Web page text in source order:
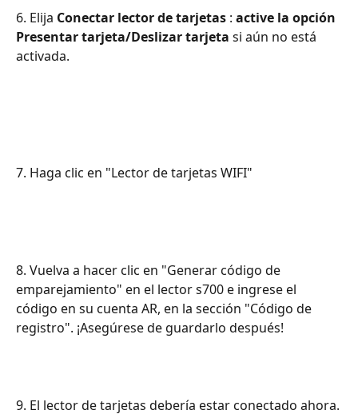
6. Elija Conectar lector de tarjetas : active la opción
Presentar tarjeta/Deslizar tarjeta si aún no está
activada.
7. Haga clic en "Lector de tarjetas WIFI"
8. Vuelva a hacer clic en "Generar código de
emparejamiento" en el lector s700 e ingrese el
código en su cuenta AR, en la sección "Código de
registro". ¡Asegúrese de guardarlo después!
9. El lector de tarjetas debería estar conectado ahora.